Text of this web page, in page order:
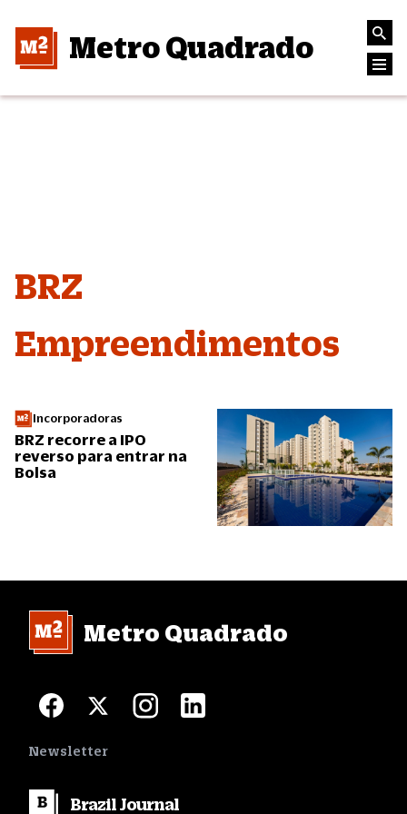
Metro Quadrado
BRZ
Empreendimentos
Incorporadoras
BRZ recorre a IPO
reverso para entrar na
Bolsa
Metro Quadrado
Newsletter
BrazilJournal